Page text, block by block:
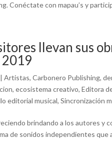
Conéctate con mapau’s y
llevan sus
|Artistas,Carbonero Publishing,
,ecosistema creativo,Editora
editorial musical,Sincronización
brindando a los autores
de sonidos independientes